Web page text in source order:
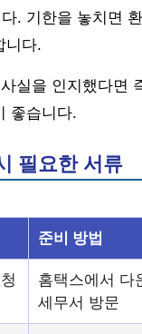
. 기한을 놓치면
니다.
실을 인지했다면
좋습니다.
필요한 서류
준비 방법
홈택스에서 다
세무서 방문